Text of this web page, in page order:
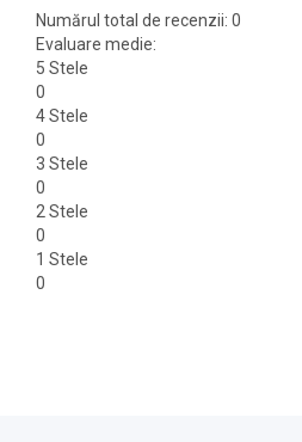
Numărul total de recenzii: 0
Evaluare medie:
5 Stele
0
4 Stele
0
3 Stele
0
2 Stele
0
1 Stele
0